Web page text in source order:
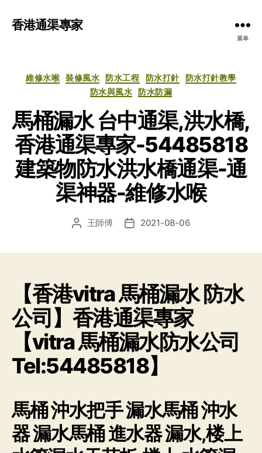
香港通渠專家
菜单
分
类
維修水喉 裝修風水 防水工程 防水打針
防水打針教學
防水與風水
防水防漏
馬桶漏水 台中通渠,洪水橋,
香港通渠專家-54485818
建築物防水洪水橋通渠-通
渠神器-維修水喉
文 王師傅
发 2021-08-06
【香港vitra 馬桶漏水 防水
公司】香港通渠專家
【vitra 馬桶漏水防水公司
Tel:54485818】
馬桶 沖水把手 漏水馬桶 沖水
器 漏水馬桶 進水器 漏水,楼上